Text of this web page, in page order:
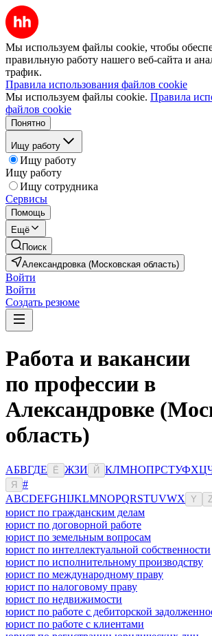
Мы используем файлы cookie, чтобы
правильную работу нашего веб-сайта и
трафик.
Правила использования файлов cookie
Мы используем файлы cookie. Правила
файлов cookie
Понятно
Ищу работу
Ищу работу
Ищу работу
Ищу сотрудника
Сервисы
Помощь
Ещё
Поиск
Александровка (Московская область)
Войти
Войти
Создать резюме
Работа и вакансии
по профессии в
Александровке
область)
АБВГДЕ Ё ЖЗИ Й КЛМНОПРСТУФХЦ
Я
#
ABCDEFGHIJKLMNOPQRSTUVWX Y Z
юрист по гражданским делам
юрист по договорной работе
юрист по земельным вопросам
юрист по интеллектуальной собственности
юрист по исполнительному производству
юрист по международному праву
юрист по налоговому праву
юрист по недвижимости
юрист по работе с дебиторской
юрист по работе с клиентами